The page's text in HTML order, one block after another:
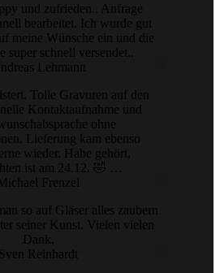
und zufrieden.. Anfrage
bearbeitet. Ich wurde gut
meine Wünsche ein und die
super schnell versendet..
Lehmann
Tolle Gravuren auf den
Kontaktaufnahme und
ohne
Lieferung kam ebenso
wieder. Habe gehört,
ist am 24.12. 🤣 …
Frenzel
so auf Gläser alles zaubern
seiner Kunst. Vielen vielen
Dank.
Sven Reinhardt